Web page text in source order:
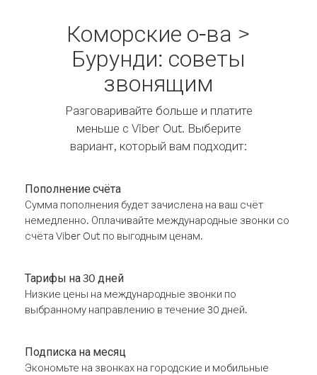
Коморские о-ва >
Бурунди: советы
звонящим
Разговаривайте больше и платите
меньше с Viber Out. Выберите
вариант, который вам подходит:
Пополнение счёта
Сумма пополнения будет зачислена на ваш счёт
немедленно. Оплачивайте международные звонки со
счёта Viber Out по выгодным ценам.
Тарифы на 30 дней
Низкие цены на международные звонки по
выбранному направлению в течение 30 дней.
Подписка на месяц
Экономьте на звонках на городские и мобильные